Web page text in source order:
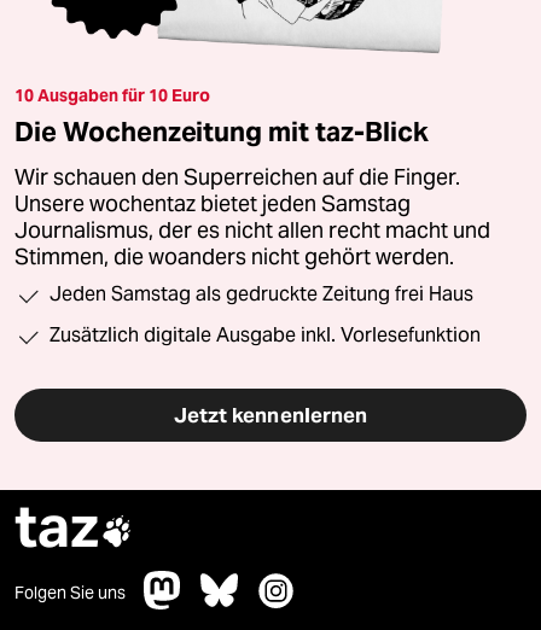
10 Ausgaben für 10 Euro
Die Wochenzeitung mit taz-Blick
Wir schauen den Superreichen auf die Finger.
Unsere wochentaz bietet jeden Samstag
Journalismus, der es nicht allen recht macht und
Stimmen, die woanders nicht gehört werden.
Jeden Samstag als gedruckte Zeitung frei Haus
Zusätzlich digitale Ausgabe inkl. Vorlesefunktion
Jetzt kennenlernen
taz
Folgen Sie uns